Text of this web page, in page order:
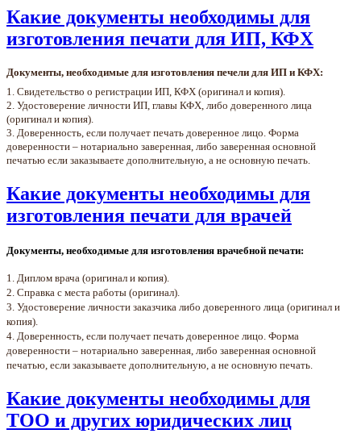
Какие документы необходимы для
изготовления печати для ИП, КФХ
Документы, необходимые для изготовления печели для ИП и КФХ:
1. Свидетельство о регистрации ИП, КФХ (оригинал и копия).
2. Удостоверение личности ИП, главы КФХ, либо доверенного лица
(оригинал и копия).
3. Доверенность, если получает печать доверенное лицо. Форма
доверенности – нотариально заверенная, либо заверенная основной
печатью если заказываете дополнительную, а не основную печать.
Какие документы необходимы для
изготовления печати для врачей
Документы, необходимые для изготовления врачебной печати:
1. Диплом врача (оригинал и копия).
2. Справка с места работы (оригинал).
3. Удостоверение личности заказчика либо доверенного лица (оригинал и
копия).
4. Доверенность, если получает печать доверенное лицо. Форма
доверенности – нотариально заверенная, либо заверенная основной
печатью, если заказываете дополнительную, а не основную печать.
Какие документы необходимы для
ТОО и других юридических лиц